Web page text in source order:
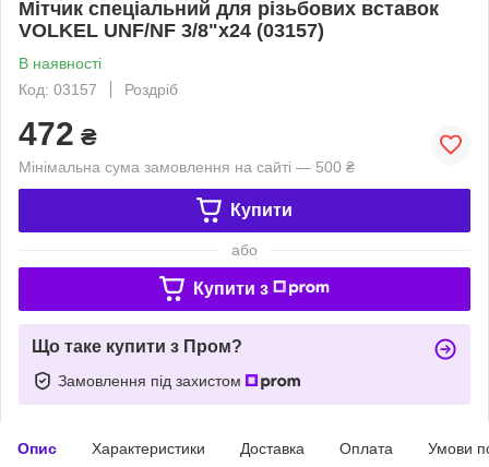
Мітчик спеціальний для різьбових вставок
VOLKEL UNF/NF 3/8"x24 (03157)
В наявності
Код: 03157
Роздріб
472 ₴
Мінімальна сума замовлення на сайті — 500 ₴
Купити
або
Купити з
Що таке купити з Пром?
Замовлення під захистом
Опис Характеристики Доставка Оплата Умови